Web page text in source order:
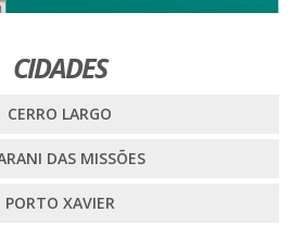
CIDADES
CERRO LARGO
DAS MISSÕES
PORTO XAVIER